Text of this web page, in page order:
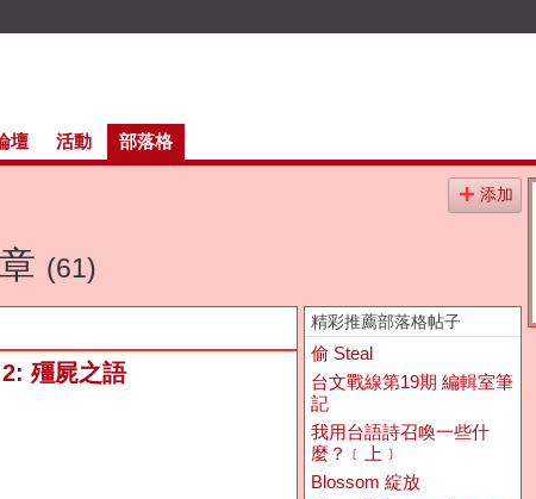
壇 活動 部落格
添加
(61)
殭屍之語
精彩推薦部落格帖子
偷 Steal
台文戰線第19期 編輯室筆
記
我用台語詩召喚一些什
麼？﹝上﹞
Blossom 綻放